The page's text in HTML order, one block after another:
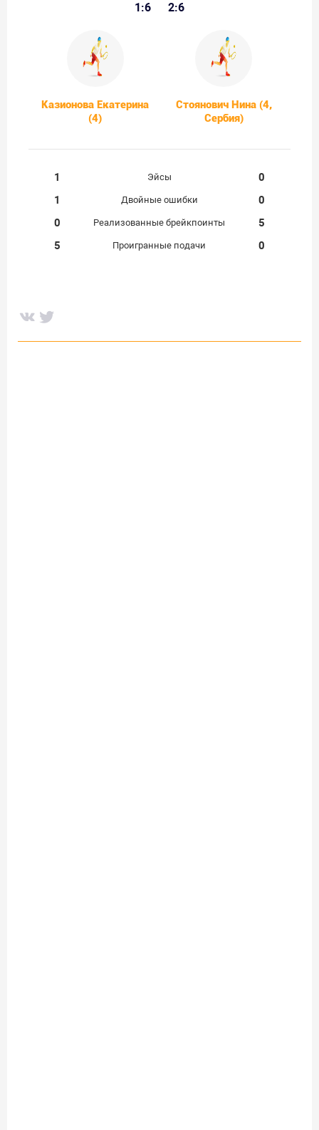
1:6 2:6
Казионова Екатерина
(4)
Стоянович Нина (4,
Сербия)
1 Эйсы
0
1
Двойные ошибки
0
0
Реализованные брейкпоинты
5
5
Проигранные подачи 0